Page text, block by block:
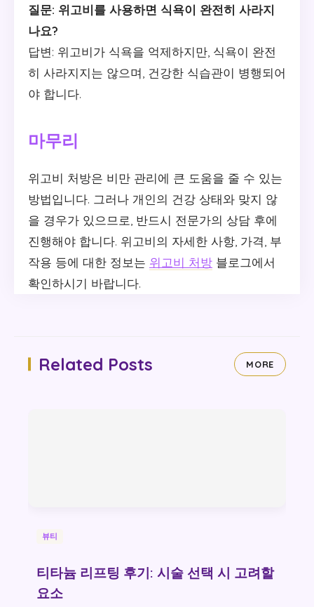
질문: 위고비를 사용하면 식욕이 완전히 사라지
나요?
답변: 위고비가 식욕을 억제하지만, 식욕이 완전
히 사라지지는 않으며, 건강한 식습관이 병행되어
야 합니다.
마무리
위고비 처방은 비만 관리에 큰 도움을 줄 수 있는
방법입니다. 그러나 개인의 건강 상태와 맞지 않
을 경우가 있으므로, 반드시 전문가의 상담 후에
진행해야 합니다. 위고비의 자세한 사항, 가격, 부
작용 등에 대한 정보는 위고비 처방 블로그에서
확인하시기 바랍니다.
Related Posts MORE
뷰티
티타늄 리프팅 후기: 시술 선택 시 고려할
요소